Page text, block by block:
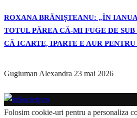
ROXANA BRĂNIȘTEANU: „ÎN
TOTUL PĂREA CĂ-MI FUGE DE
CĂ ICARTE, IPARTE E AUR
Gugiuman Alexandra 23 mai 2026
Folosim cookie-uri pentru a personaliza